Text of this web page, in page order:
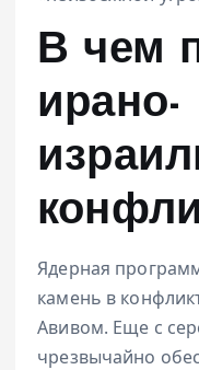
В чем
ирано-
Ядерная
камень в
Авивом. Еще с
чрезвычайно